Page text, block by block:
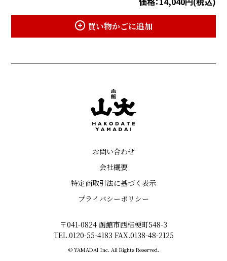
買い物かごに追加
お問い合わせ
会社概要
特定商取引法に基づく表示
プライバシーポリシー
〒041-0824 函館市西桔梗町548-3
TEL.0120-55-4183 FAX.0138-48-2125
© YAMADAI Inc. All Rights Reserved.